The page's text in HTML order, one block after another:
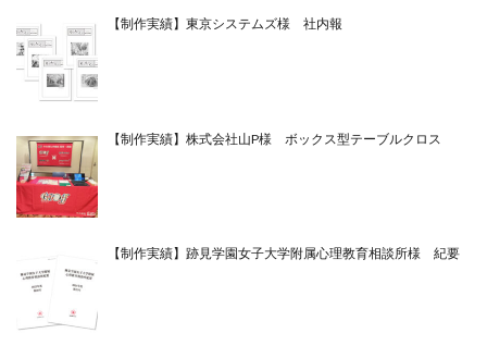
【制作実績】東京システムズ様 社内報
【制作実績】株式会社山P様 ボックス型テーブルクロス
【制作実績】跡見学園女子大学附属心理教育相談所様 紀要